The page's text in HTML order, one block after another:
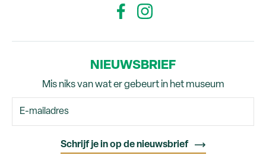
NIEUWSBRIEF
Mis niks van wat er gebeurt in het museum